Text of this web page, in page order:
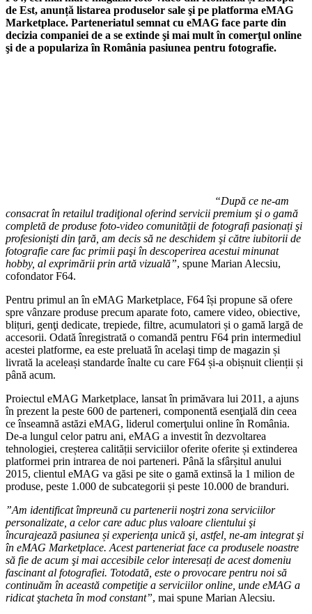
de Est, anunță listarea produselor sale şi pe platforma eMAG
Marketplace. Parteneriatul semnat cu eMAG face parte din
decizia companiei de a se extinde şi mai mult în comerţul online
şi de a populariza în România pasiunea pentru fotografie.
“După ce ne-am
consacrat în retailul tradiţional oferind servicii premium şi o gamă
completă de produse foto-video comunităţii de fotografi pasionați şi
profesionişti din ţară, am decis să ne deschidem şi către iubitorii de
fotografie care fac primii paşi în descoperirea acestui minunat
hobby, al exprimării prin artă vizuală”, spune Marian Alecsiu,
cofondator F64.
Pentru primul an în eMAG Marketplace, F64 își propune să ofere
spre vânzare produse precum aparate foto, camere video, obiective,
blițuri, genţi dedicate, trepiede, filtre, acumulatori și o gamă largă de
accesorii. Odată înregistrată o comandă pentru F64 prin intermediul
acestei platforme, ea este preluată în acelaşi timp de magazin și
livrată la aceleași standarde înalte cu care F64 și-a obișnuit clienții și
până acum.
Proiectul eMAG Marketplace, lansat în primăvara lui 2011, a ajuns
în prezent la peste 600 de parteneri, componentă esenţială din ceea
ce înseamnă astăzi eMAG, liderul comerţului online în România.
De-a lungul celor patru ani, eMAG a investit în dezvoltarea
tehnologiei, creșterea calității serviciilor oferite oferite și extinderea
platformei prin intrarea de noi parteneri. Până la sfârșitul anului
2015, clientul eMAG va găsi pe site o gamă extinsă la 1 milion de
produse, peste 1.000 de subcategorii și peste 10.000 de branduri.
”Am identificat împreună cu partenerii noştri zona serviciilor
personalizate, a celor care aduc plus valoare clientului şi
încurajează pasiunea și experienţa unică şi, astfel, ne-am integrat şi
în eMAG Marketplace. Acest parteneriat face ca produsele noastre
să fie de acum şi mai accesibile celor interesați de acest domeniu
fascinant al fotografiei. Totodată, este o provocare pentru noi să
continuăm în această competiţie a serviciilor online, unde eMAG a
ridicat ştacheta în mod constant”, mai spune Marian Alecsiu.